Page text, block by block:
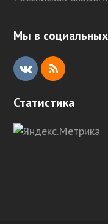
Мы в
V
R
Статистика